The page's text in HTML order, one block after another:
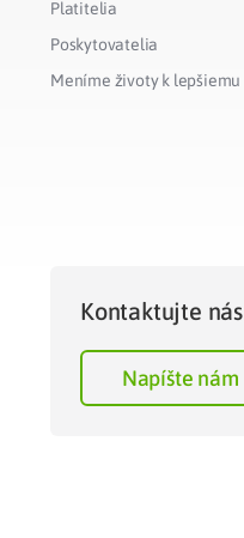
Platitelia
Poskytovatelia
Meníme životy k lepšiemu
Kontaktujte nás
Napíšte nám